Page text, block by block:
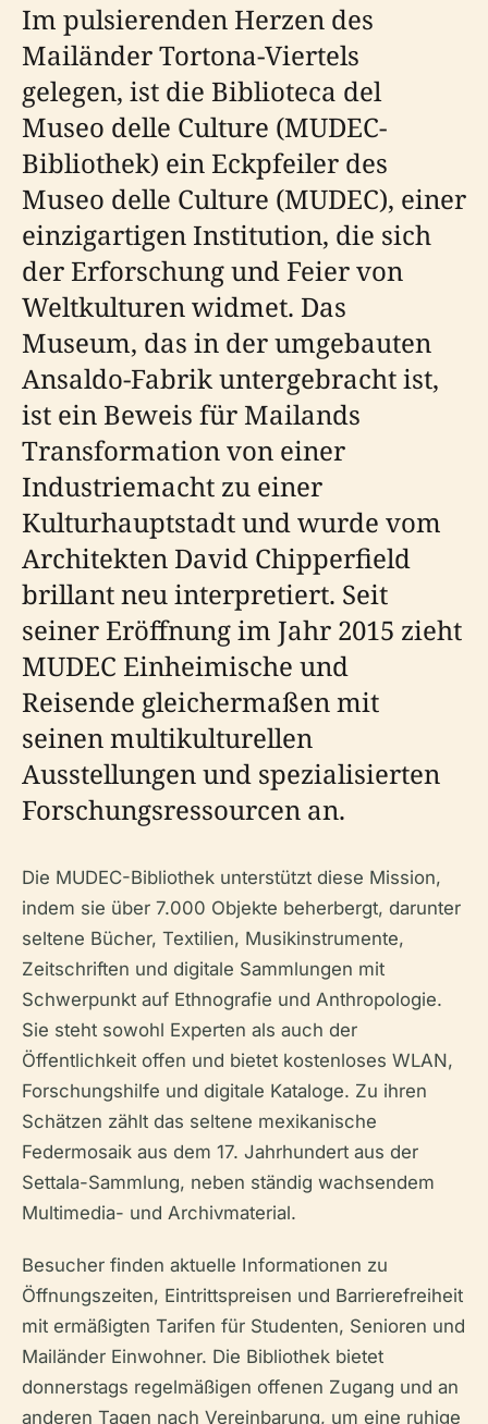
Im pulsierenden Herzen des
Mailänder Tortona-Viertels
gelegen, ist die Biblioteca del
Museo delle Culture (MUDEC-
Bibliothek) ein Eckpfeiler des
Museo delle Culture (MUDEC), einer
einzigartigen Institution, die sich
der Erforschung und Feier von
Weltkulturen widmet. Das
Museum, das in der umgebauten
Ansaldo-Fabrik untergebracht ist,
ist ein Beweis für Mailands
Transformation von einer
Industriemacht zu einer
Kulturhauptstadt und wurde vom
Architekten David Chipperfield
brillant neu interpretiert. Seit
seiner Eröffnung im Jahr 2015 zieht
MUDEC Einheimische und
Reisende gleichermaßen mit
seinen multikulturellen
Ausstellungen und spezialisierten
Forschungsressourcen an.
Die MUDEC-Bibliothek unterstützt diese Mission,
indem sie über 7.000 Objekte beherbergt, darunter
seltene Bücher, Textilien, Musikinstrumente,
Zeitschriften und digitale Sammlungen mit
Schwerpunkt auf Ethnografie und Anthropologie.
Sie steht sowohl Experten als auch der
Öffentlichkeit offen und bietet kostenloses WLAN,
Forschungshilfe und digitale Kataloge. Zu ihren
Schätzen zählt das seltene mexikanische
Federmosaik aus dem 17. Jahrhundert aus der
Settala-Sammlung, neben ständig wachsendem
Multimedia- und Archivmaterial.
Besucher finden aktuelle Informationen zu
Öffnungszeiten, Eintrittspreisen und Barrierefreiheit
mit ermäßigten Tarifen für Studenten, Senioren und
Mailänder Einwohner. Die Bibliothek bietet
donnerstags regelmäßigen offenen Zugang und an
anderen Tagen nach Vereinbarung, um eine ruhige